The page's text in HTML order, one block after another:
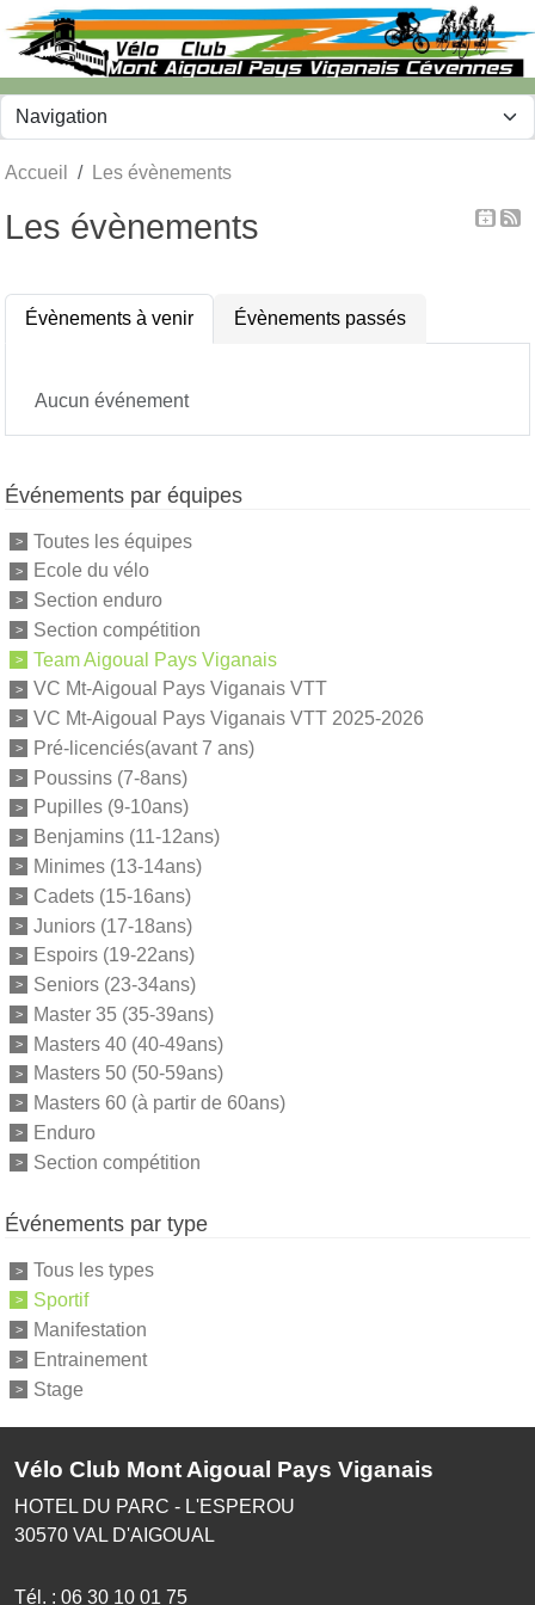
Accueil Les évènements
Les évènements
Évènements à venir Évènements passés
Aucun événement
Événements par équipes
Toutes les équipes
Ecole du vélo
Section enduro
Section compétition
Team Aigoual Pays Viganais
VC Mt-Aigoual Pays Viganais VTT
VC Mt-Aigoual Pays Viganais VTT 2025-2026
Pré-licenciés(avant 7 ans)
Poussins (7-8ans)
Pupilles (9-10ans)
Benjamins (11-12ans)
Minimes (13-14ans)
Cadets (15-16ans)
Juniors (17-18ans)
Espoirs (19-22ans)
Seniors (23-34ans)
Master 35 (35-39ans)
Masters 40 (40-49ans)
Masters 50 (50-59ans)
Masters 60 (à partir de 60ans)
Enduro
Section compétition
Événements par type
Tous les types
Sportif
Manifestation
Entrainement
Stage
Vélo Club Mont Aigoual Pays Viganais
HOTEL DU PARC - L'ESPEROU
30570 VAL D'AIGOUAL
Tél. : 06 30 10 01 75
Panneau de gestion des cookies